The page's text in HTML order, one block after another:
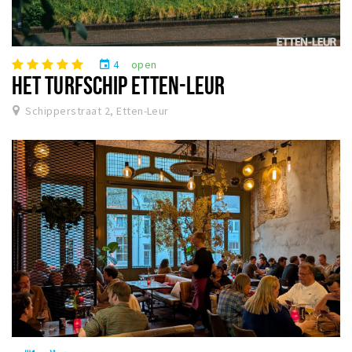
event 4 open
HET TURFSCHIP ETTEN-LEUR
Schipperstraat 2, Etten-Leur